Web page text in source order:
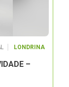
LONDRINA
–